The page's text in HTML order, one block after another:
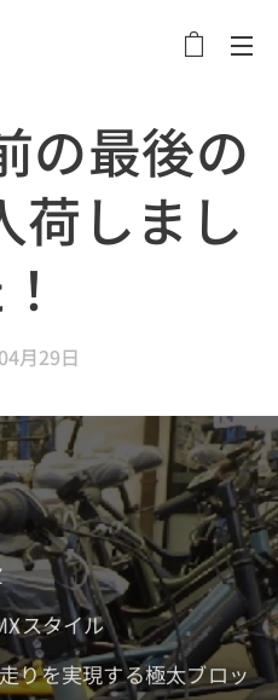
の最後の
荷しまし
月29日
スタイル
りを実現する極太ブロッ